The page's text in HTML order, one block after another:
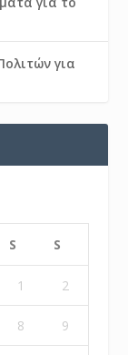
για
S S
1 2
8 9